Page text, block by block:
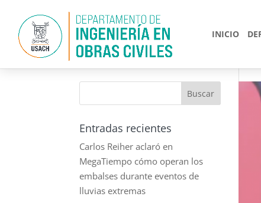
INICIO
Entradas recientes
Carlos Reiher aclaró en
MegaTiempo cómo operan los
embalses durante eventos de
lluvias extremas